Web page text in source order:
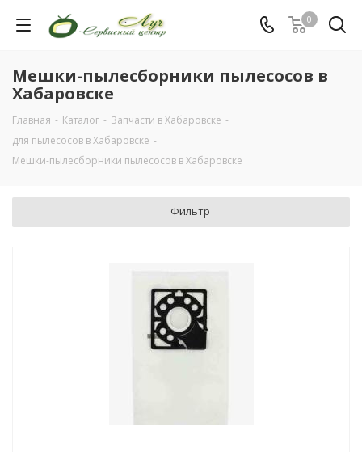
0
Мешки-пылесборники пылесосов в
Хабаровске
Главная - Каталог - Запчасти в Хабаровске -
для пылесосов в Хабаровске -
Мешки-пылесборники пылесосов в Хабаровске
Фильтр